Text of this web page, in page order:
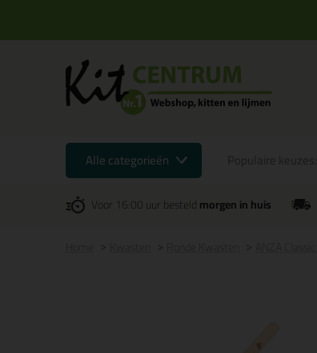
Alle categorieën
Voor 16:00 uur besteldmorgen in huis